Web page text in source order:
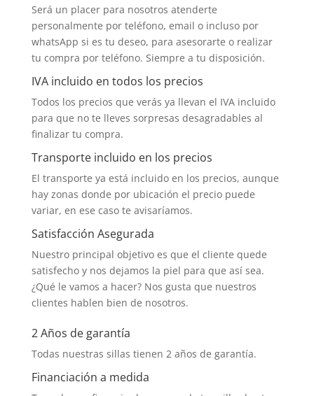
Será un placer para nosotros atenderte
personalmente por teléfono, email o incluso por
whatsApp si es tu deseo, para asesorarte o realizar
tu compra por teléfono. Siempre a tu disposición.
IVA incluido en todos los precios
Todos los precios que verás ya llevan el IVA incluido
para que no te lleves sorpresas desagradables al
finalizar tu compra.
Transporte incluido en los precios
El transporte ya está incluido en los precios, aunque
hay zonas donde por ubicación el precio puede
variar, en ese caso te avisaríamos.
Satisfacción Asegurada
Nuestro principal objetivo es que el cliente quede
satisfecho y nos dejamos la piel para que así sea.
¿Qué le vamos a hacer? Nos gusta que nuestros
clientes hablen bien de nosotros.
2 Años de garantía
Todas nuestras sillas tienen 2 años de garantía.
Financiación a medida